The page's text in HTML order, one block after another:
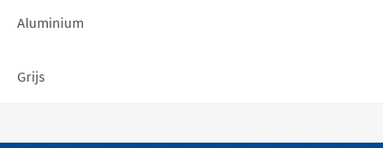
Aluminium
Grijs